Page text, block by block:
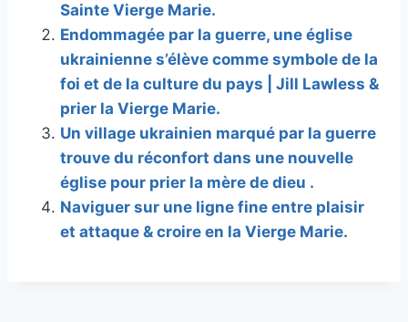
Sainte Vierge Marie.
Endommagée par la guerre, une église
ukrainienne s’élève comme symbole de la
foi et de la culture du pays | Jill Lawless &
prier la Vierge Marie.
Un village ukrainien marqué par la guerre
trouve du réconfort dans une nouvelle
église pour prier la mère de dieu .
Naviguer sur une ligne fine entre plaisir
et attaque & croire en la Vierge Marie.